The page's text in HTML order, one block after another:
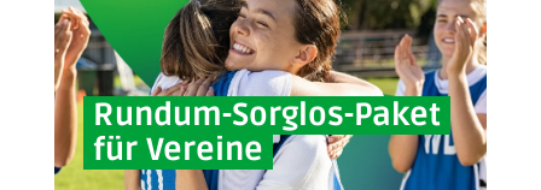
Rundum-Sorglos-Paket
für Vereine